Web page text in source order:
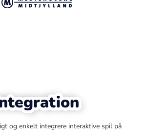
og enkelt integrere interaktive spil på